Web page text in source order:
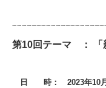
第10回テーマ ： 「
日 時： 2023年10